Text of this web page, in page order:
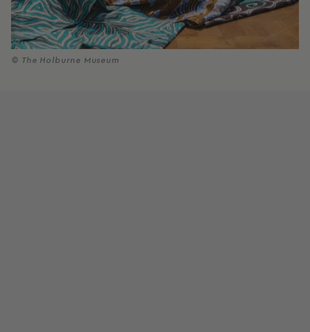
© The Holburne Museum